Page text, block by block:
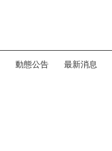
動態公告 最新消息